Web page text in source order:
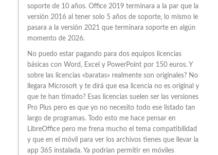
soporte de 10 años. Office 2019 terminara a la par que la
versión 2016 al tener solo 5 años de soporte, lo mismo le
pasara a la versión 2021 que terminara soporte en algún
momento de 2026.
No puedo estar pagando para dos equipos licencias
básicas con Word, Excel y PowerPoint por 150 euros. Y
sobre las licencias «baratas» realmente son originales? No
llegara Microsoft y te dirá que esa licencia no es original y
que te han timado? Esas licencias suelen ser las versiones
Pro Plus pero es que yo no necesito todo ese listado tan
largo de programas. Todo esto me hace pensar en
LibreOffice pero me frena mucho el tema compatibilidad
y que en el móvil para ver los archivos tienes que llevar la
app 365 instalada. Ya podrían permitir en móviles